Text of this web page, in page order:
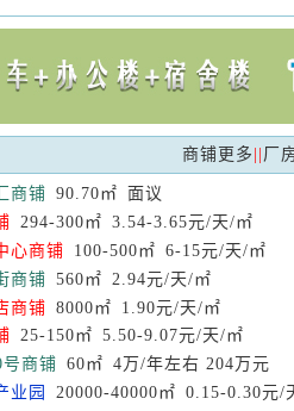
商铺更多 厂
商铺 90.70㎡ 面议
294-300㎡ 3.54-3.65元/天/㎡
心商铺 100-500㎡ 6-15元/天/㎡
商铺 560㎡ 2.94元/天/㎡
商铺 8000㎡ 1.90元/天/㎡
25-150㎡ 5.50-9.07元/天/㎡
号商铺 60㎡ 4万/年左右 204万元
业园
20000-40000㎡ 0.15-0.30元/